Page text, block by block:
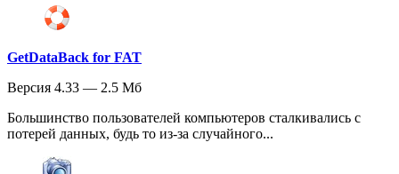
GetDataBack for FAT
Версия 4.33 — 2.5 Мб
Большинство пользователей компьютеров сталкивались с
потерей данных, будь то из-за случайного...